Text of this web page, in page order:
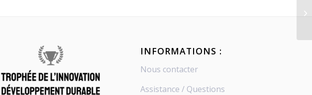
INFORMATIONS :
Nous contacter
Assistance / Questions